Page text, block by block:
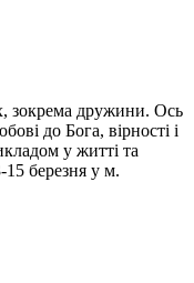
зокрема дружини. Ось
до Бога, вірності і
у житті та
березня у м.